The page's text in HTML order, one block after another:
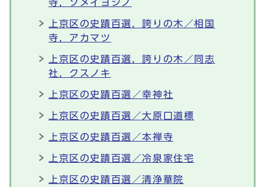
寺，ソメイヨシノ
上京区の史蹟百選，誇りの木／相国
寺，アカマツ
上京区の史蹟百選，誇りの木／同志
社，クスノキ
上京区の史蹟百選／幸神社
上京区の史蹟百選／大原口道標
上京区の史蹟百選／本禅寺
上京区の史蹟百選／冷泉家住宅
上京区の史蹟百選／清浄華院